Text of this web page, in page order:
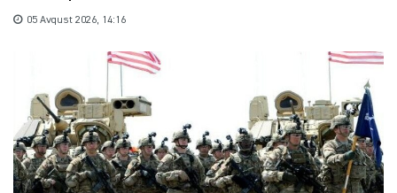
05 Avqust 2026, 14:16